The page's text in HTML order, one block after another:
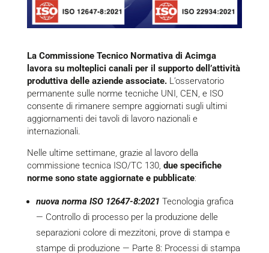
La Commissione Tecnico Normativa di Acimga
lavora su molteplici canali per il supporto dell’attività
produttiva delle aziende associate.L’osservatorio
permanente sulle norme tecniche UNI, CEN, e ISO
consente di rimanere sempre aggiornati sugli ultimi
aggiornamenti dei tavoli di lavoro nazionali e
internazionali.
Nelle ultime settimane, grazie al lavoro della
commissione tecnica ISO/TC 130, due specifiche
norme sono state aggiornate e pubblicate:
nuova norma ISO 12647-8:2021 Tecnologia grafica
— Controllo di processo per la produzione delle
separazioni colore di mezzitoni, prove di stampa e
stampe di produzione — Parte 8: Processi di stampa